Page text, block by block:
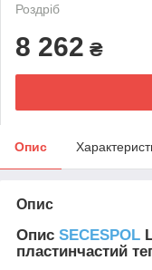
Роздріб
8 262 ₴
Опис
Опис
Опис SECESPOL
пластинчастий